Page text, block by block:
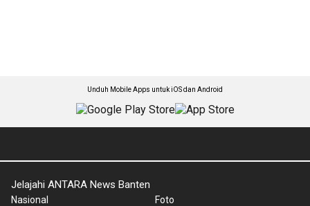
Unduh Mobile Apps untuk iOS dan Android
Jelajahi ANTARA News Banten
Nasional
Foto